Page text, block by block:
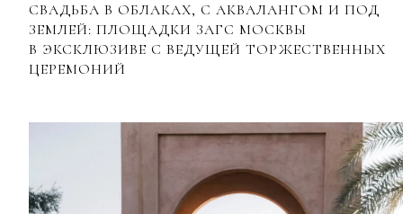
СВАДЬБА В ОБЛАКАХ, С АКВАЛАНГОМ И ПОД
ЗЕМЛЕЙ: ПЛОЩАДКИ ЗАГС МОСКВЫ
В ЭКСКЛЮЗИВЕ С ВЕДУЩЕЙ ТОРЖЕСТВЕННЫХ
ЦЕРЕМОНИЙ